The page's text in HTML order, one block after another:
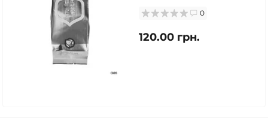
0
120.00 грн.